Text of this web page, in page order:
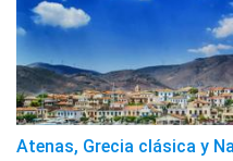
Atenas, Grecia clásica y